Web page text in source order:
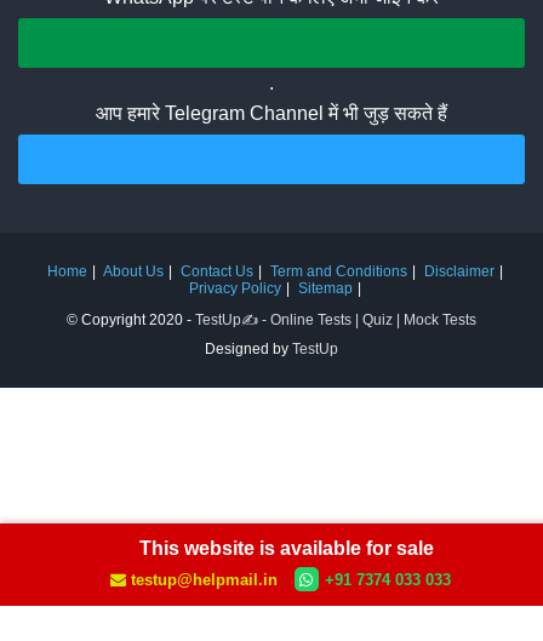
This website is available for sale
testup@helpmail.in +91 7374 033 033
.
आप हमारे Telegram Channel में भी जुड़ सकते हैं
Home About Us Contact Us Term and Conditions
Disclaimer
Privacy Policy
Sitemap
© Copyright 2020 - TestUp✍️ - Online Tests | Quiz | Mock Tests
Designed by TestUp